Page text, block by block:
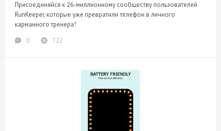
Присоединяйся к 26-миллионному сообществу пользователей
RunKeeper, которые уже превратили телефон в личного
карманного тренера!
0
722